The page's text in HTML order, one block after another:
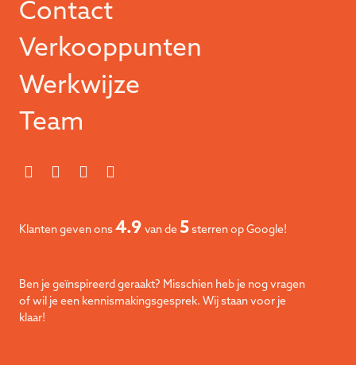
Contact
Verkooppunten
Werkwijze
Team
Klanten geven ons 4.9 van de 5 sterren op Google!
Ben je geïnspireerd geraakt? Misschien heb je nog vragen
of wil je een kennismakingsgesprek. Wij staan voor je
klaar!